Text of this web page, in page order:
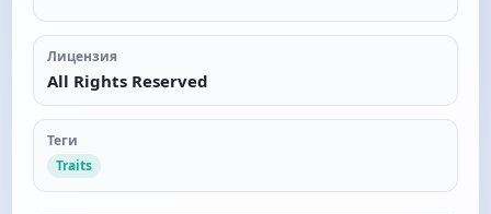
Лицензия
All Rights Reserved
Теги
Traits